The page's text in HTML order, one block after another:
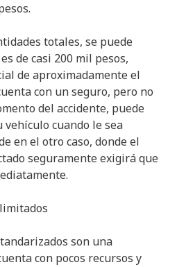
totales, se puede
de casi 200 mil pesos,
de aproximadamente el
con un seguro, pero no
del accidente, puede
cuando le sea
en el otro caso, donde el
seguramente exigirá que
son una
con pocos recursos y